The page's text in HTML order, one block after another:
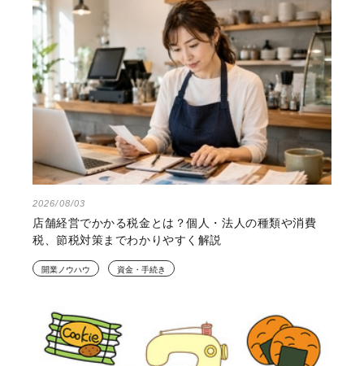
2026/08/03
店舗経営でかかる税金とは？個人・法人の種類や消費
税、節税対策までわかりやすく解説
開業ノウハウ 資金・手続き